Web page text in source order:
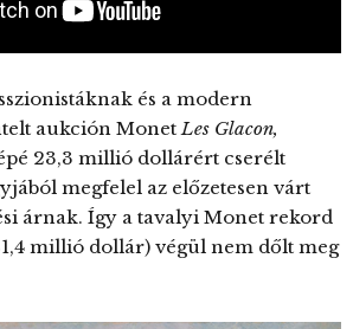
és a modern
aukción Monet Les Glacon,
23,3 millió dollárért cserélt
megfelel az előzetesen várt
árnak. Így a tavalyi Monet rekord
millió dollár) végül nem dőlt meg